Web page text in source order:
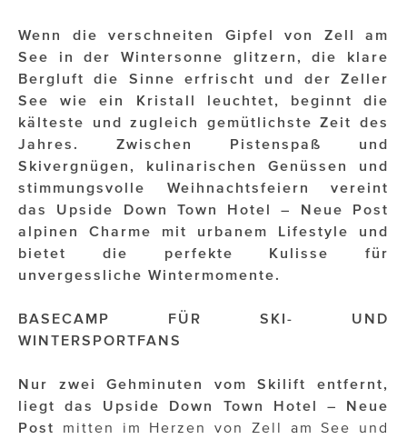
JUWELIER WAGNER
Magenta Telekom
Merz Aesthetics
NEVER AGE NUTRITION
Nina Kraft – Kraft Media Minds
NORMAL
rot weiss rosé
OTTO AM DONAUKANAL
sehen!wutscher
SISTER ACT
Solid & Bold
Wenn die verschneiten Gipfel von Zell am
See in der Wintersonne glitzern, die klare
Bergluft die Sinne erfrischt und der Zeller
See wie ein Kristall leuchtet, beginnt die
kälteste und zugleich gemütlichste Zeit des
Jahres. Zwischen Pistenspaß und
Skivergnügen, kulinarischen Genüssen und
stimmungsvolle Weihnachtsfeiern vereint
das Upside Down Town Hotel – Neue Post
alpinen Charme mit urbanem Lifestyle und
bietet die perfekte Kulisse für
unvergessliche Wintermomente.
BASECAMP FÜR SKI- UND
WINTERSPORTFANS
Nur zwei Gehminuten vom Skilift entfernt,
liegt das Upside Down Town Hotel – Neue
Post
mitten im Herzen von Zell am See und